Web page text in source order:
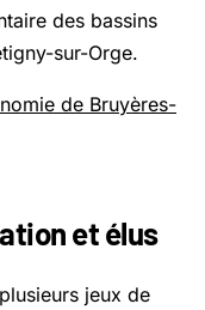
des bassins
sur-Orge.
de Bruyères-
et élus
jeux de